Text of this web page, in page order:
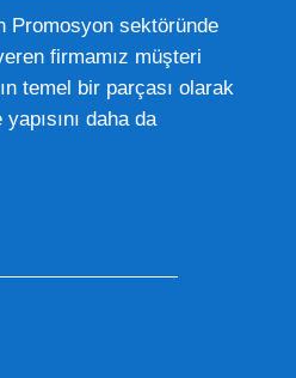
Promosyon sektöründe
firmamız müşteri
temel bir parçası olarak
daha da